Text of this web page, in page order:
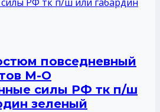
повседневный
М-О
силы РФ тк п/ш
зеленый